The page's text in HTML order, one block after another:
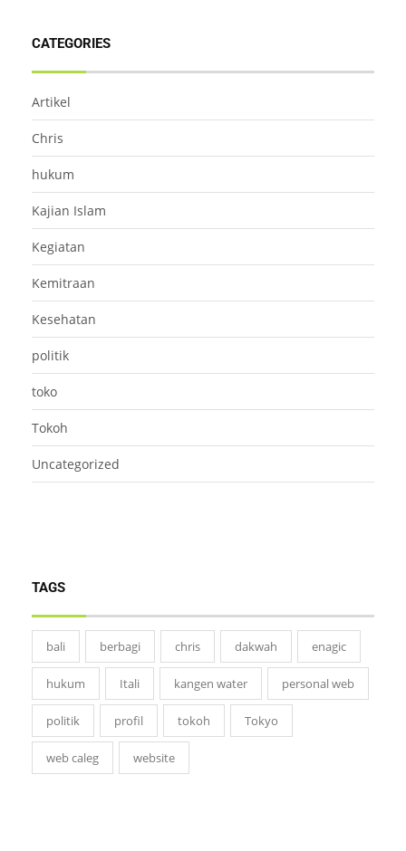
CATEGORIES
Artikel
Chris
hukum
Kajian Islam
Kegiatan
Kemitraan
Kesehatan
politik
toko
Tokoh
Uncategorized
TAGS
bali berbagi chris dakwah enagic
hukum Itali kangen water personal web
politik profil tokoh Tokyo
web caleg website